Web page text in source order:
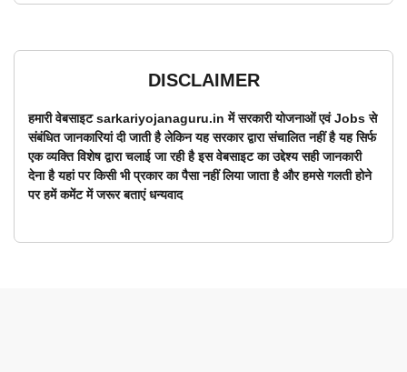
DISCLAIMER
हमारी वेबसाइट sarkariyojanaguru.in में सरकारी योजनाओं एवं Jobs से
संबंधित जानकारियां दी जाती है लेकिन यह सरकार द्वारा संचालित नहीं है यह सिर्फ
एक व्यक्ति विशेष द्वारा चलाई जा रही है इस वेबसाइट का उद्देश्य सही जानकारी
देना है यहां पर किसी भी प्रकार का पैसा नहीं लिया जाता है और हमसे गलती होने
पर हमें कमेंट में जरूर बताएं धन्यवाद